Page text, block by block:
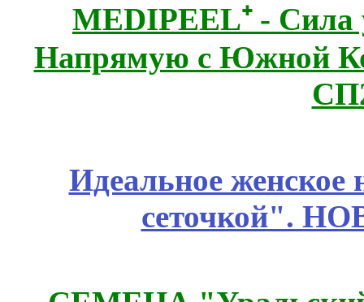
MEDIPEEL⁺ - Сила
Напрямую с Южной
Идеальное женское
сеточкой".